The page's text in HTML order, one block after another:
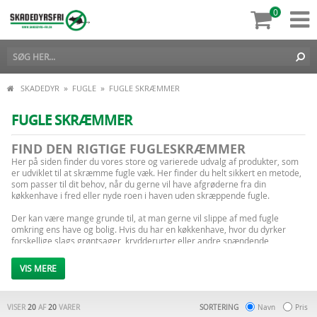
0
SKADEDYR » FUGLE » FUGLE SKRÆMMER
FUGLE SKRÆMMER
FIND DEN RIGTIGE FUGLESKRÆMMER
Her på siden finder du vores store og varierede udvalg af produkter, som
er udviklet til at skræmme fugle væk. Her finder du helt sikkert en metode,
som passer til dit behov, når du gerne vil have afgrøderne fra din
køkkenhave i fred eller nyde roen i haven uden skræppende fugle.
Der kan være mange grunde til, at man gerne vil slippe af med fugle
omkring ens have og bolig. Hvis du har en køkkenhave, hvor du dyrker
forskellige slags grøntsager, krydderurter eller andre spændende
som også gerne vil smage på afgrøderne. Det forhindrer og forsinker dit
arbejde og i værste fald går høsten tabt.
er det irriterende at se sit hårde arbejde gå til spilde på grund af fugle eller
VIS MERE
SORTERING Navn Pris
VISER 20 AF 20 VARER